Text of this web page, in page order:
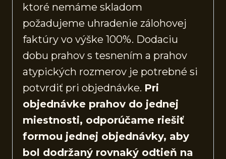
ktoré nemáme skladom
požadujeme uhradenie zálohovej
faktúry vo výške 100%. Dodaciu
dobu prahov s tesnením a prahov
atypických rozmerov je potrebné si
potvrdiť pri objednávke. Pri
objednávke prahov do jednej
miestnosti, odporúčame riešiť
formou jednej objednávky, aby
bol dodržaný rovnaký odtieň na